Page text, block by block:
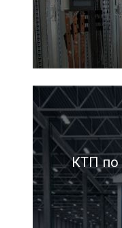
КТП по